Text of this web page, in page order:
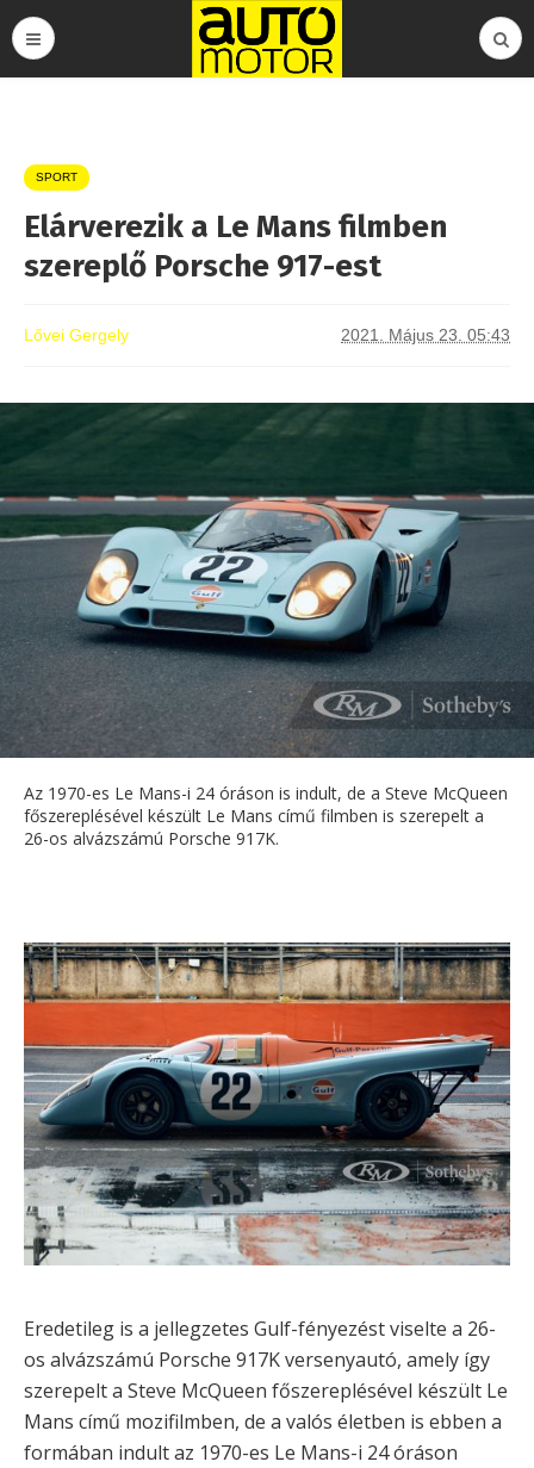
SPORT
Elárverezik a Le Mans filmben
szereplő Porsche 917-est
Lővei Gergely 2021. Május 23. 05:43
Az 1970-es Le Mans-i 24 óráson is indult, de a Steve McQueen
főszereplésével készült Le Mans című filmben is szerepelt a
26-os alvázszámú Porsche 917K.
Eredetileg is a jellegzetes Gulf-fényezést viselte a 26-
os alvázszámú Porsche 917K versenyautó, amely így
szerepelt a Steve McQueen főszereplésével készült Le
Mans című mozifilmben, de a valós életben is ebben a
formában indult az 1970-es Le Mans-i 24 óráson